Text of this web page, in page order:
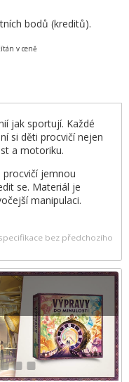
bodů (kreditů).
v ceně
jak sportují. Každé
si děti procvičí nejen
a motoriku.
procvičí jemnou
se. Materiál je
manipulaci.
bez předchozího